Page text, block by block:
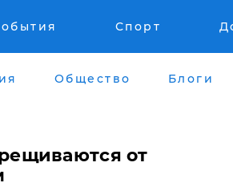
Спорт
Общество Блоги
от